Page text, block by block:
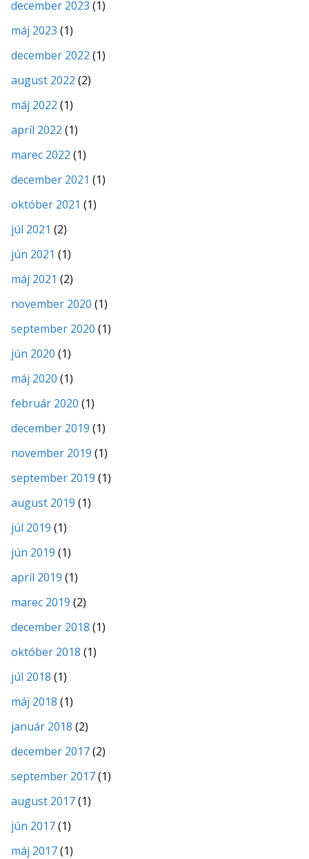
december 2023 (1)
máj 2023 (1)
december 2022 (1)
august 2022 (2)
máj 2022 (1)
apríl 2022 (1)
marec 2022 (1)
december 2021 (1)
október 2021 (1)
júl 2021 (2)
jún 2021 (1)
máj 2021 (2)
november 2020 (1)
september 2020 (1)
jún 2020 (1)
máj 2020 (1)
február 2020 (1)
december 2019 (1)
november 2019 (1)
september 2019 (1)
august 2019 (1)
júl 2019 (1)
jún 2019 (1)
apríl 2019 (1)
marec 2019 (2)
december 2018 (1)
október 2018 (1)
júl 2018 (1)
máj 2018 (1)
január 2018 (2)
december 2017(2)
september 2017(1)
august 2017(1)
jún 2017(1)
máj 2017(1)